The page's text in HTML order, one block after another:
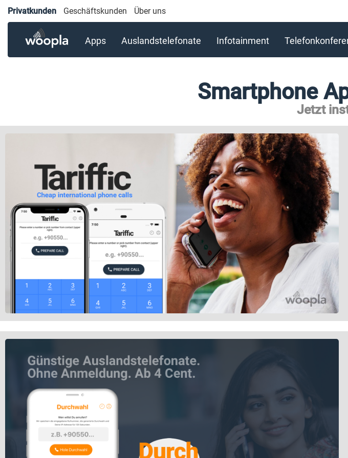
Privatkunden Geschäftskunden Über uns
Apps Auslandstelefonate Infotainment
Smartphone
Jetzt